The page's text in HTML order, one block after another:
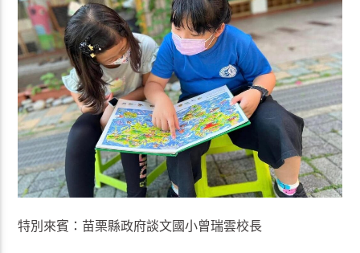
特別來賓：苗栗縣政府談文國小曾瑞雲校長